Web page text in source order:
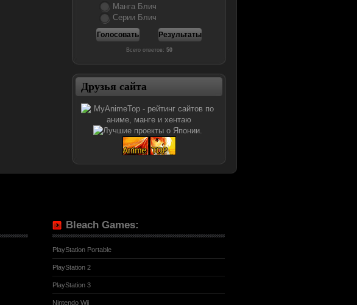
Манга Блич
Серии Блич
Всего ответов: 50
Друзья сайта
Bleach Games:
PlayStation Portable
PlayStation 2
PlayStation 3
Nintendo Wii